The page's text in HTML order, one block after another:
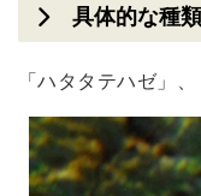
具体的な種
「ハタタテハゼ」